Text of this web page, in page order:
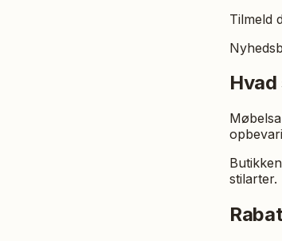
Tilmeld
stilarter.